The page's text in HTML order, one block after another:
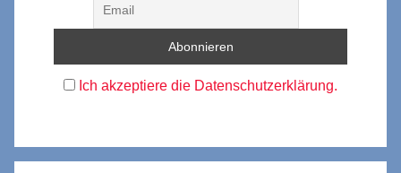
Ich akzeptiere die Datenschutzerklärung.